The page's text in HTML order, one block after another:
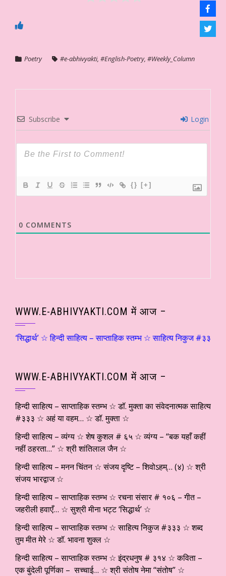
Poetry #e-abhivyakti, #English-Poetry, #Weekly_Column
Subscribe Login
{} [+]
0 COMMENTS
WWW.E-ABHIVYAKTI.COM में आज –
हिन्दी साहित्य – साप्ताहिक स्तम्भ ☆ साहित्य निकुज
WWW.E-ABHIVYAKTI.COM में आज –
हिन्दी साहित्य – साप्ताहिक स्तम्भ ☆ डॉ. मुक्ता का संवेदनात्मक साहित्य
#३३३ ☆ अहं या वहम… ☆ डॉ. मुक्ता ☆
हिन्दी साहित्य – व्यंग्य ☆ शेष कुशल # ६५ ☆ व्यंग्य – “बक यहाँ कहीं
नहीं ठहरता…” ☆ श्री शांतिलाल जैन ☆
हिन्दी साहित्य – मनन चिंतन ☆ संजय दृष्टि – शिवोऽहम्… (४) ☆ श्री
संजय भारद्वाज ☆
हिन्दी साहित्य – साप्ताहिक स्तम्भ ☆ रचना संसार # १०६ – गीत –
जहरीली हवाएँ… ☆ सुश्री मीना भट्ट ‘सिद्धार्थ’ ☆
हिन्दी साहित्य – साप्ताहिक स्तम्भ ☆ साहित्य निकुज #३३३ ☆ शब्द
तुम मीत मेरे ☆ डॉ. भावना शुक्ल ☆
हिन्दी साहित्य – साप्ताहिक स्तम्भ ☆ इंद्रधनुष # ३१४ ☆ कविता –
एक बुंदेली पूर्णिका – सच्चाई… ☆ श्री संतोष नेमा “संतोष” ☆